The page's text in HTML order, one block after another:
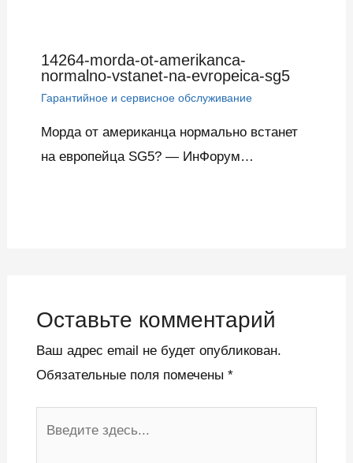
14264-morda-ot-amerikanca-
normalno-vstanet-na-evropeica-sg5
Гарантийное и сервисное обслуживание
Морда от американца нормально встанет
на европейца SG5? — ИнФорум…
Оставьте комментарий
Ваш адрес email не будет опубликован.
Обязательные поля помечены *